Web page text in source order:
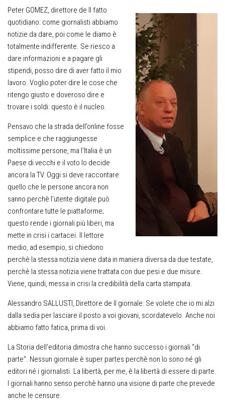
Peter GOMEZ, direttore de Il fatto
quotidiano: come giornalisti abbiamo
notizie da dare, poi come le diamo è
totalmente indifferente. Se riesco a
dare informazioni e a pagare gli
stipendi, posso dire di aver fatto il mio
lavoro. Voglio poter dire le cose che
ritengo giusto e doveroso dire e
trovare i soldi: questo è il nucleo.
Pensavo che la strada dell’online fosse
semplice e che raggiungesse
moltissime persone, ma l’Italia è un
Paese di vecchi e il voto lo decide
ancora la TV. Oggi si deve raccontare
quello che le persone ancora non
sanno perchè l’utente digitale può
confrontare tutte le piattaforme;
questo rende i giornali più liberi, ma
mette in crisi i cartacei. Il lettore
medio, ad esempio, si chiedono
perchè la stessa notizia viene data in maniera diversa da due testate,
perchè la stessa notizia viene trattata con due pesi e due misure.
Viene, quindi, messa in crisi la credibilità della carta stampata.
Alessandro SALLUSTI, Direttore de Il giornale: Se volete che io mi alzi
dalla sedia per lasciare il posto a voi giovani, scordatevelo. Anche noi
abbiamo fatto fatica, prima di voi.
La Storia dell’editoria dimostra che hanno successo i giornali “di
parte”. Nessun giornale è super partes perchè non lo sono né gli
editori né i giornalisti. La libertà, per me, è la libertà di essere di parte.
I giornali hanno senso perchè hanno una visione di parte che prevede
anche le censure.